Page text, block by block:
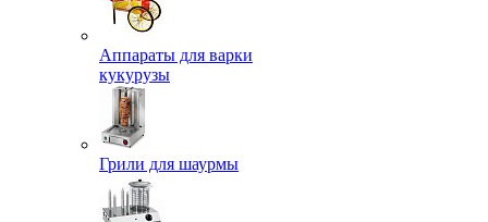
Аппараты для варки
кукурузы
Грили для шаурмы